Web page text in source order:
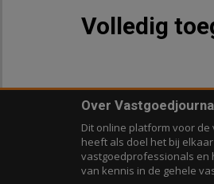
Volledig
Over
Dit online platform voor
heeft als doel het bij
vastgoedprofessionals en
van kennis in de gehele